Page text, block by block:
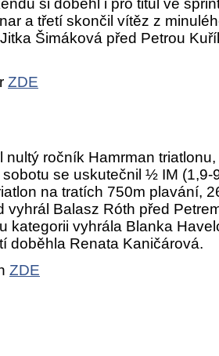
si doběhl i pro titul ve
a třetí skončil vítěz z
Šimáková před Petrou
ZDE
nultý ročník Hamrman
se uskutečnil ½ IM (1,9-
na tratích 750m plavání,
vyhrál Balasz Róth před
kategorii vyhrála Blanka
doběhla Renata Kaničárová.
ZDE